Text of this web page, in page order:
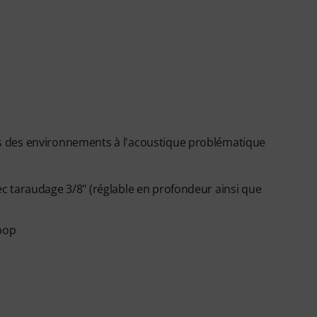
environnements à l'acoustique problématique
taraudage 3/8" (réglable en profondeur ainsi que